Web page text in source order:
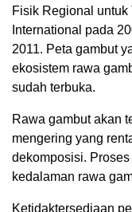
Fisik Regional
International pada
2011. Peta gambut
ekosistem rawa
sudah terbuka.
Rawa gambut akan
mengering yang
dekomposisi.
kedalaman rawa
Ketidaktersediaan